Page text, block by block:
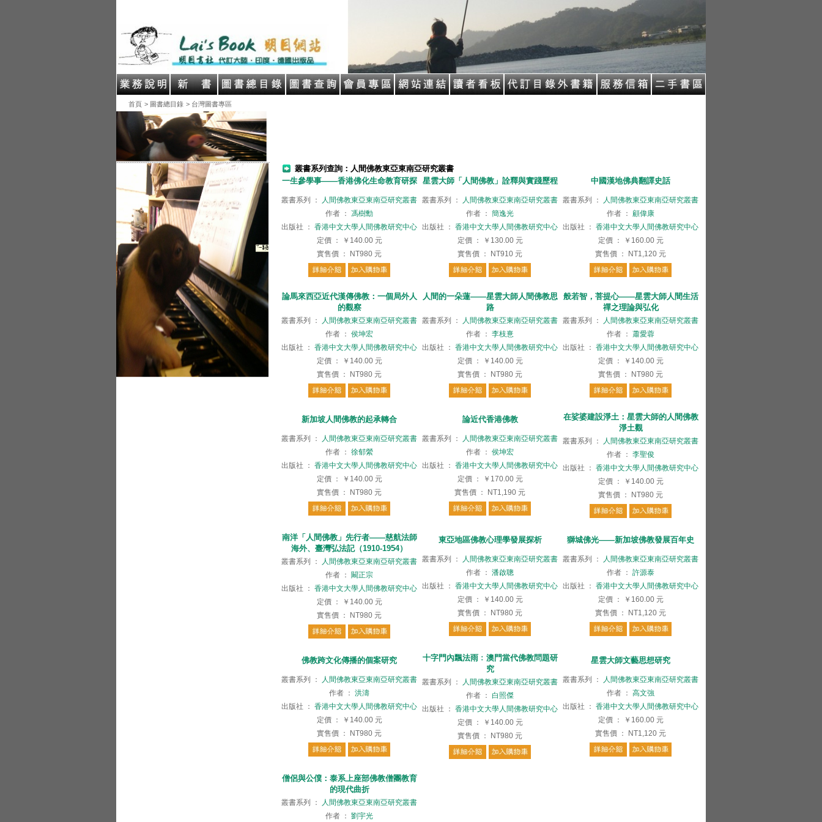
首頁 > 圖書總目錄 > 台灣圖書專區
叢書系列查詢：人間佛教東亞東南亞研究叢書
一生參學事——香港佛化生命教育研探
叢書系列 ：
人間佛教東亞東南亞研究叢書
作者 ： 馮樹勳
出版社
： 香港中文大學人間佛教研究中心
定價
： ￥140.00 元
實售價 ： NT980 元
星雲大師「人間佛教」詮釋與實踐歷程
叢書系列 ：
人間佛教東亞東南亞研究叢書
作者 ： 簡逸光
出版社
： 香港中文大學人間佛教研究中心
定價
： ￥130.00 元
實售價 ： NT910 元
中國漢地佛典翻譯史話
叢書系列 ：
人間佛教東亞東南亞研究叢書
作者 ： 顧偉康
出版社
： 香港中文大學人間佛教研究中心
定價
： ￥160.00 元
實售價 ： NT1,120 元
論馬來西亞近代漢傳佛教：一個局外人
的觀察
叢書系列 ：
人間佛教東亞東南亞研究叢書
作者 ： 侯坤宏
出版社
： 香港中文大學人間佛教研究中心
定價
： ￥140.00 元
實售價 ： NT980 元
人間的一朵蓮——星雲大師人間佛教思
路
叢書系列 ：
人間佛教東亞東南亞研究叢書
作者 ： 李枝憙
出版社
： 香港中文大學人間佛教研究中心
定價
： ￥140.00 元
實售價 ： NT980 元
般若智，菩提心——星雲大師人間生活
禪之理論與弘化
叢書系列 ：
人間佛教東亞東南亞研究叢書
作者 ： 蕭愛蓉
出版社
： 香港中文大學人間佛教研究中心
定價
： ￥140.00 元
實售價 ： NT980 元
新加坡人間佛教的起承轉合
叢書系列 ：
人間佛教東亞東南亞研究叢書
作者 ： 徐郁縈
出版社
： 香港中文大學人間佛教研究中心
定價
： ￥140.00 元
實售價 ： NT980 元
論近代香港佛教
叢書系列 ：
人間佛教東亞東南亞研究叢書
作者 ： 侯坤宏
出版社
： 香港中文大學人間佛教研究中心
定價
： ￥170.00 元
實售價 ： NT1,190 元
在娑婆建設淨土：星雲大師的人間佛教
淨土觀
叢書系列 ：
人間佛教東亞東南亞研究叢書
作者 ： 李聖俊
出版社
： 香港中文大學人間佛教研究中心
定價
： ￥140.00 元
實售價 ： NT980 元
南洋「人間佛教」先行者——慈航法師
海外、臺灣弘法記（1910-1954）
叢書系列 ：
人間佛教東亞東南亞研究叢書
作者 ：
闞正宗
出版社
： 香港中文大學人間佛教研究中心
定價
： ￥140.00 元
實售價 ： NT980 元
東亞地區佛教心理學發展探析
叢書系列 ：
人間佛教東亞東南亞研究叢書
作者 ： 潘啟聰
出版社
： 香港中文大學人間佛教研究中心
定價
： ￥140.00 元
實售價 ： NT980 元
獅城佛光——新加坡佛教發展百年史
叢書系列 ：
人間佛教東亞東南亞研究叢書
作者 ： 許源泰
出版社
： 香港中文大學人間佛教研究中心
定價
： ￥160.00 元
實售價 ： NT1,120 元
佛教跨文化傳播的個案研究
叢書系列 ：
人間佛教東亞東南亞研究叢書
作者 ： 洪濤
出版社
： 香港中文大學人間佛教研究中心
定價
： ￥140.00 元
實售價 ： NT980 元
十字門內飄法雨﹕澳門當代佛教問題研
究
叢書系列 ：
人間佛教東亞東南亞研究叢書
作者 ： 白照傑
出版社
： 香港中文大學人間佛教研究中心
定價
： ￥140.00 元
實售價 ： NT980 元
星雲大師文藝思想研究
叢書系列 ：
人間佛教東亞東南亞研究叢書
作者 ： 高文強
出版社
： 香港中文大學人間佛教研究中心
定價
： ￥160.00 元
實售價 ： NT1,120 元
僧侶與公僕：泰系上座部佛教僧團教育
的現代曲折
叢書系列 ：
人間佛教東亞東南亞研究叢書
作者 ： 劉宇光